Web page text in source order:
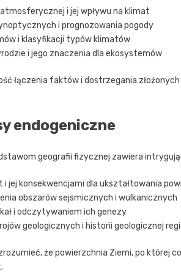
i jej wpływu na klimat
i prognozowania pogody
i klasyfikacji typów klimatów
i jego znaczenia dla ekosystemów
łączenia faktów i dostrzegania
endogeniczne
geografii fizycznej zawiera
i jej konsekwencjami dla ukształtowania
obszarów sejsmicznych i wulkanicznych
i odczytywaniem ich genezy
geologicznych i historii geologicznej
że powierzchnia Ziemi, po której